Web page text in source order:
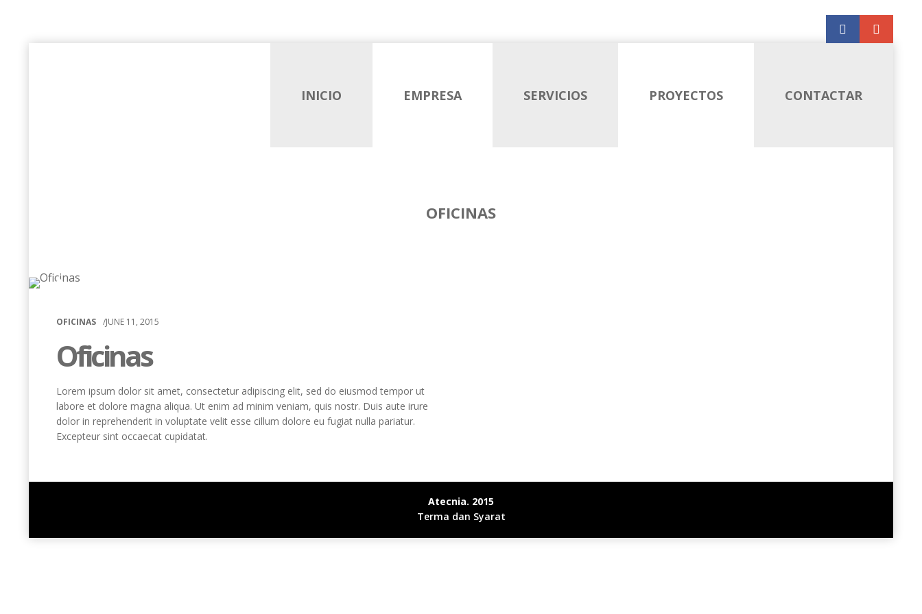
INICIO EMPRESA SERVICIOS PROYECTOS CONTACTAR
OFICINAS
OFICINAS /JUNE 11, 2015
Oficinas
Lorem ipsum dolor sit amet, consectetur adipiscing elit, sed do eiusmod tempor ut
labore et dolore magna aliqua. Ut enim ad minim veniam, quis nostr. Duis aute irure
dolor in reprehenderit in voluptate velit esse cillum dolore eu fugiat nulla pariatur.
Excepteur sint occaecat cupidatat.
Atecnia. 2015
Terma dan Syarat